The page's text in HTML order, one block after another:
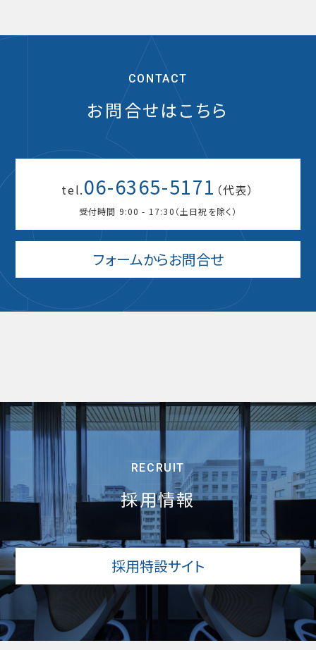
CONTACT
お問合せはこちら
tel.06-6365-5171 （代表）
受付時間 9:00 - 17:30（土日祝を除く）
フォームからお問合せ
RECRUIT
採用情報
採用特設サイト